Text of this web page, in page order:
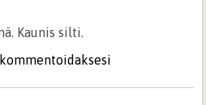
Kaunis silti.
kommentoidaksesi